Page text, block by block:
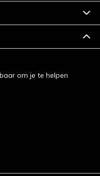
om je te helpen